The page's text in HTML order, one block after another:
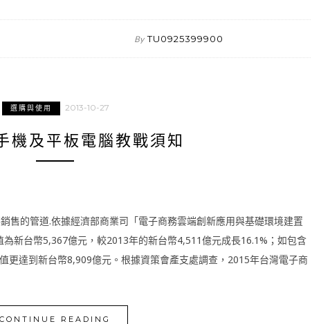
By TU0925399900
選購與使用 2013-10-27
機及平板電腦教戰須知
售的管道.依據經濟部商業司「電子商務雲端創新應用與基礎環境建置
新台幣5,367億元，較2013年的新台幣4,511億元成長16.1%；如包含
更達到新台幣8,909億元。根據資策會產支處調查，2015年台灣電子商
CONTINUE READING